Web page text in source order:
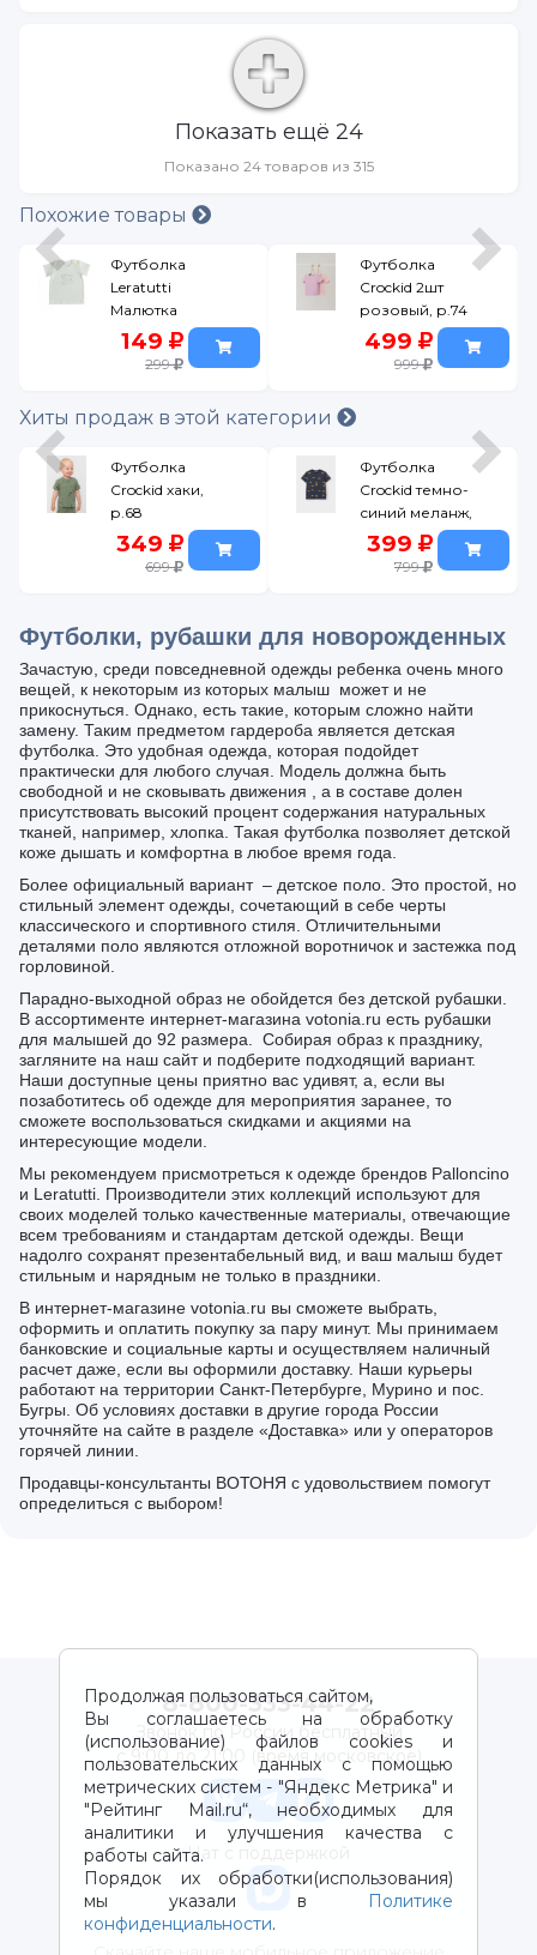
Показать ещё 24
Показано 24 товаров из 315
Похожие товары
Футболка
Leratutti
Малютка
молочный,
149
299
Футболка
Crockid 2шт
розовый, р.74
499
999
Хиты продаж в этой категории
Футболка
Crockid хаки,
р.68
349
699
Футболка
Crockid темно-
синий меланж,
р.92
399
799
Футболки, рубашки для новорожденных
Зачастую, среди повседневной одежды ребенка очень много
вещей, к некоторым из которых малыш может и не
прикоснуться. Однако, есть такие, которым сложно найти
замену. Таким предметом гардероба является детская
футболка. Это удобная одежда, которая подойдет
практически для любого случая. Модель должна быть
свободной и не сковывать движения , а в составе долен
присутствовать высокий процент содержания натуральных
тканей, например, хлопка. Такая футболка позволяет детской
коже дышать и комфортна в любое время года.
Более официальный вариант – детское поло. Это простой, но
стильный элемент одежды, сочетающий в себе черты
классического и спортивного стиля. Отличительными
деталями поло являются отложной воротничок и застежка под
горловиной.
Парадно-выходной образ не обойдется без детской рубашки.
В ассортименте интернет-магазина votonia.ru есть рубашки
для малышей до 92 размера. Собирая образ к празднику,
загляните на наш сайт и подберите подходящий вариант.
Наши доступные цены приятно вас удивят, а, если вы
позаботитесь об одежде для мероприятия заранее, то
сможете воспользоваться скидками и акциями на
интересующие модели.
Мы рекомендуем присмотреться к одежде брендов Palloncino
и Leratutti. Производители этих коллекций используют для
своих моделей только качественные материалы, отвечающие
всем требованиям и стандартам детской одежды. Вещи
надолго сохранят презентабельный вид, и ваш малыш будет
стильным и нарядным не только в праздники.
В интернет-магазине votonia.ru вы сможете выбрать,
оформить и оплатить покупку за пару минут. Мы принимаем
банковские и социальные карты и осуществляем наличный
расчет даже, если вы оформили доставку. Наши курьеры
работают на территории Санкт-Петербурге, Мурино и пос.
Бугры. Об условиях доставки в другие города России
уточняйте на сайте в разделе «Доставка» или у операторов
горячей линии.
Продавцы-консультанты ВОТОНЯ с удовольствием помогут
определиться с выбором!
Продолжая пользоваться сайтом,
Вы соглашаетесь на обработку
(использование) файлов cookies и
пользовательских данных с помощью
метрических систем - "Яндекс Метрика" и
"Рейтинг Mail.ru“, необходимых для
аналитики и улучшения качества с
работы сайта.
Порядок их обработки(использования)
мы указали в
Политике
конфиденциальности.
8-800-333-44-22
Звонок по России бесплатный
с 9:00 до 21:00 (время московское)
Чат с поддержкой